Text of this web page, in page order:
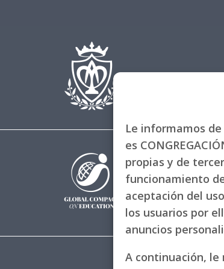
Le informamos
es
propias y de
funcionamiento
aceptación del
los usuarios por
anuncios
A continuación, le